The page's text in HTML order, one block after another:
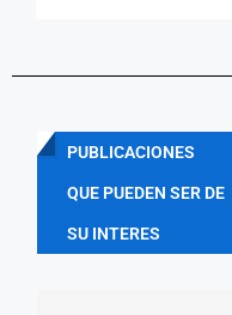
PUBLICACIONES
QUE PUEDEN SER DE
SU INTERES